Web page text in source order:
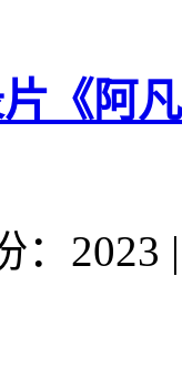
《阿
：2023 |